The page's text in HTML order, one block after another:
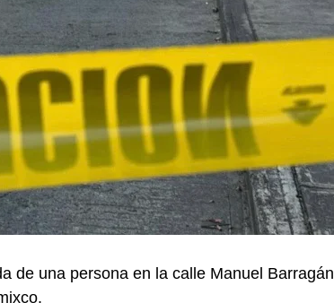
de una persona en la calle Manuel Barragán